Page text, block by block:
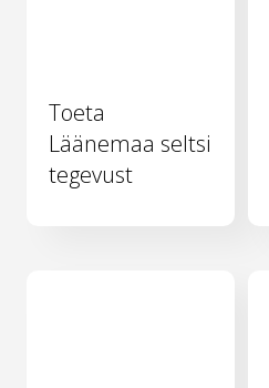
Toeta
Läänemaa seltsi
tegevust